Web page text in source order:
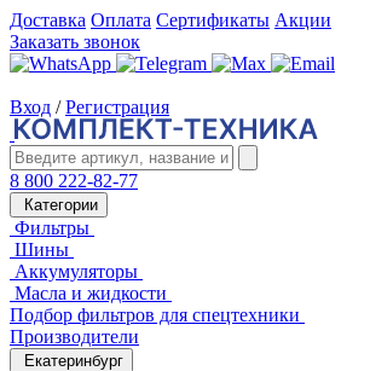
Доставка Оплата Сертификаты Акции
Заказать звонок
Вход / Регистрация
8 800 222-82-77
Категории
Фильтры
Шины
Аккумуляторы
Масла и жидкости
Подбор фильтров для спецтехники
Производители
Екатеринбург